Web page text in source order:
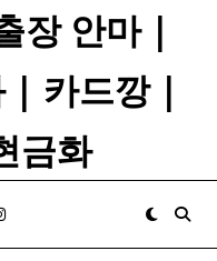
장 안마 |
| 카드깡 |
금화